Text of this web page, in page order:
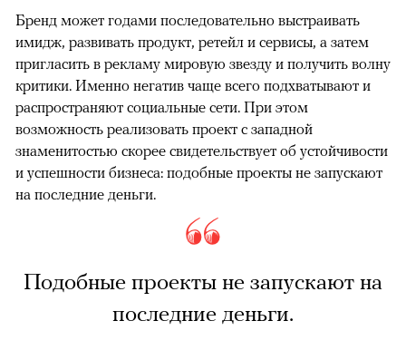
Бренд может годами последовательно выстраивать
имидж, развивать продукт, ретейл и сервисы, а затем
пригласить в рекламу мировую звезду и получить волну
критики. Именно негатив чаще всего подхватывают и
распространяют социальные сети. При этом
возможность реализовать проект с западной
знаменитостью скорее свидетельствует об устойчивости
и успешности бизнеса: подобные проекты не запускают
на последние деньги.
Подобные проекты не запускают на
последние деньги.